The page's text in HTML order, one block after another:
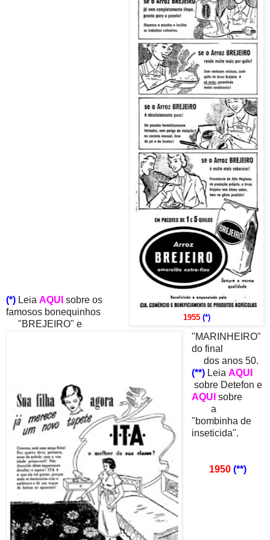
1955 (*)
(*) Leia AQUI sobre os
famosos bonequinhos
"BREJEIRO" e
"MARINHEIRO"
do final
dos anos 50.
(**)Leia AQUI
sobre Detefon e
AQUI sobre
a
"bombinha de
inseticida".
1950 (**)